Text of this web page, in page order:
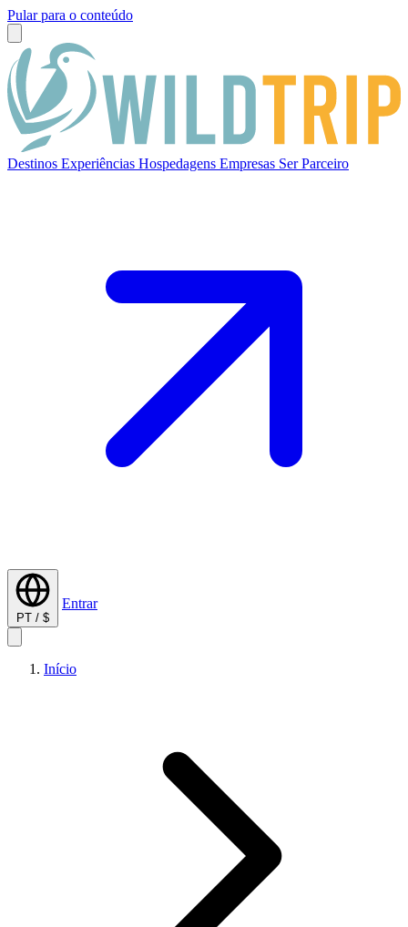
Pular para o conteúdo
Destinos Experiências Hospedagens Empresas Ser Parceiro
PT / $
Entrar
Início